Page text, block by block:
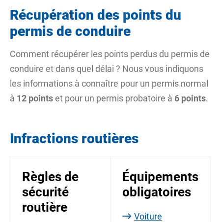
Récupération des points du
permis de conduire
Comment récupérer les points perdus du permis de
conduire et dans quel délai ? Nous vous indiquons
les informations à connaître pour un permis normal
à 12 pointset pour un permis probatoire à 6 points.
Infractions routières
Règles de
sécurité
routière
Équipements
obligatoires
Voiture